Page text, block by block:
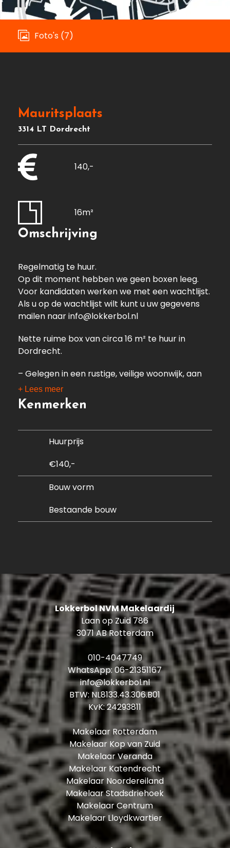
Foto's (7)
Mauritsplaats
3314 LT Dordrecht
140,-
16m²
Omschrijving
Regelmatig te huur.
Op dit moment hebben we geen boxen leeg.
Voor kandidaten werken we met een wachtlijst.
Als u op de wachtlijst wilt kunt u uw gegevens
mailen naar info@lokkerbol.nl
Nette ruime box van circa 16 m² te huur in
Dordrecht.
– Gelegen in een rustige, veilige woonwijk, aan
de rand van het Weizigtpark;
– Gelegen aan een rustig garageplein;
– Ideaal voor opslag;
– ± 850 meter / 10 minuten lopen vanaf station
Dordrecht;
Afmetingen box:
Breedte 2,80 m
Hoogte 2,20 m
Minimale contractduur van 6 maanden, daarna
maandelijks opzegbaar.
De huurprijs is € 140,- per maand, de borg is drie
maanden huur.
+ Lees meer
Kenmerken
Huurprijs
€140,-
Bouw vorm
Bestaande bouw
Lokkerbol NVM Makelaardij
Laan op Zuid 786
3071 AB Rotterdam
010-4047749
WhatsApp:06-21351167
info@lokkerbol.nl
BTW: NL8133.43.306.B01
KvK: 24293811
Makelaar Rotterdam
Makelaar Kop van Zuid
Makelaar Veranda
Makelaar Katendrecht
Makelaar Noordereiland
Makelaar Stadsdriehoek
Makelaar Centrum
Makelaar Lloydkwartier